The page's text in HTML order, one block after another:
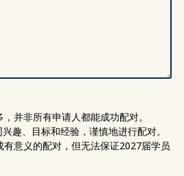
，并非所有申请人都能成功配对。
趣、目标和经验，谨慎地进行配对。
意义的配对，但无法保证2027届学员